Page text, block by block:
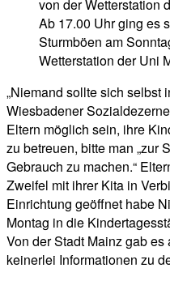
Ab 17.00 Uhr ging es
Sturmböen am
Wetterstation der Uni
„Niemand sollte sich selbst
Wiesbadener
Eltern möglich sein, ihre
zu betreuen, bitte man „zur
Gebrauch zu machen.“
Zweifel mit ihrer Kita in
Einrichtung geöffnet habe
Montag in die
Von der Stadt Mainz gab
keinerlei Informationen zu